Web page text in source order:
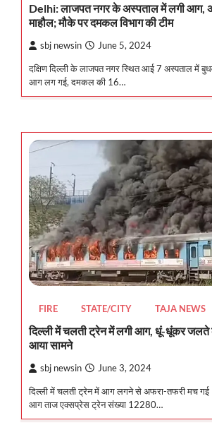
Delhi: लाजपत नगर के अस्पताल में लगी आग,
माहौल; मौके पर दमकल विभाग की टीम
sbj newsin June 5, 2024
दक्षिण दिल्ली के लाजपत नगर स्थित आई 7 अस्पताल में
आग लग गई, दमकल की 16…
FIRE STATE/CITY TAJA NEWS
दिल्ली में चलती ट्रेन में लगी आग, धूं-धूंकर जलते
आया सामने
sbj newsin June 3, 2024
दिल्ली में चलती ट्रेन में आग लगने से अफरा-तफरी मच
आग ताज एक्सप्रेस ट्रेन संख्या 12280…